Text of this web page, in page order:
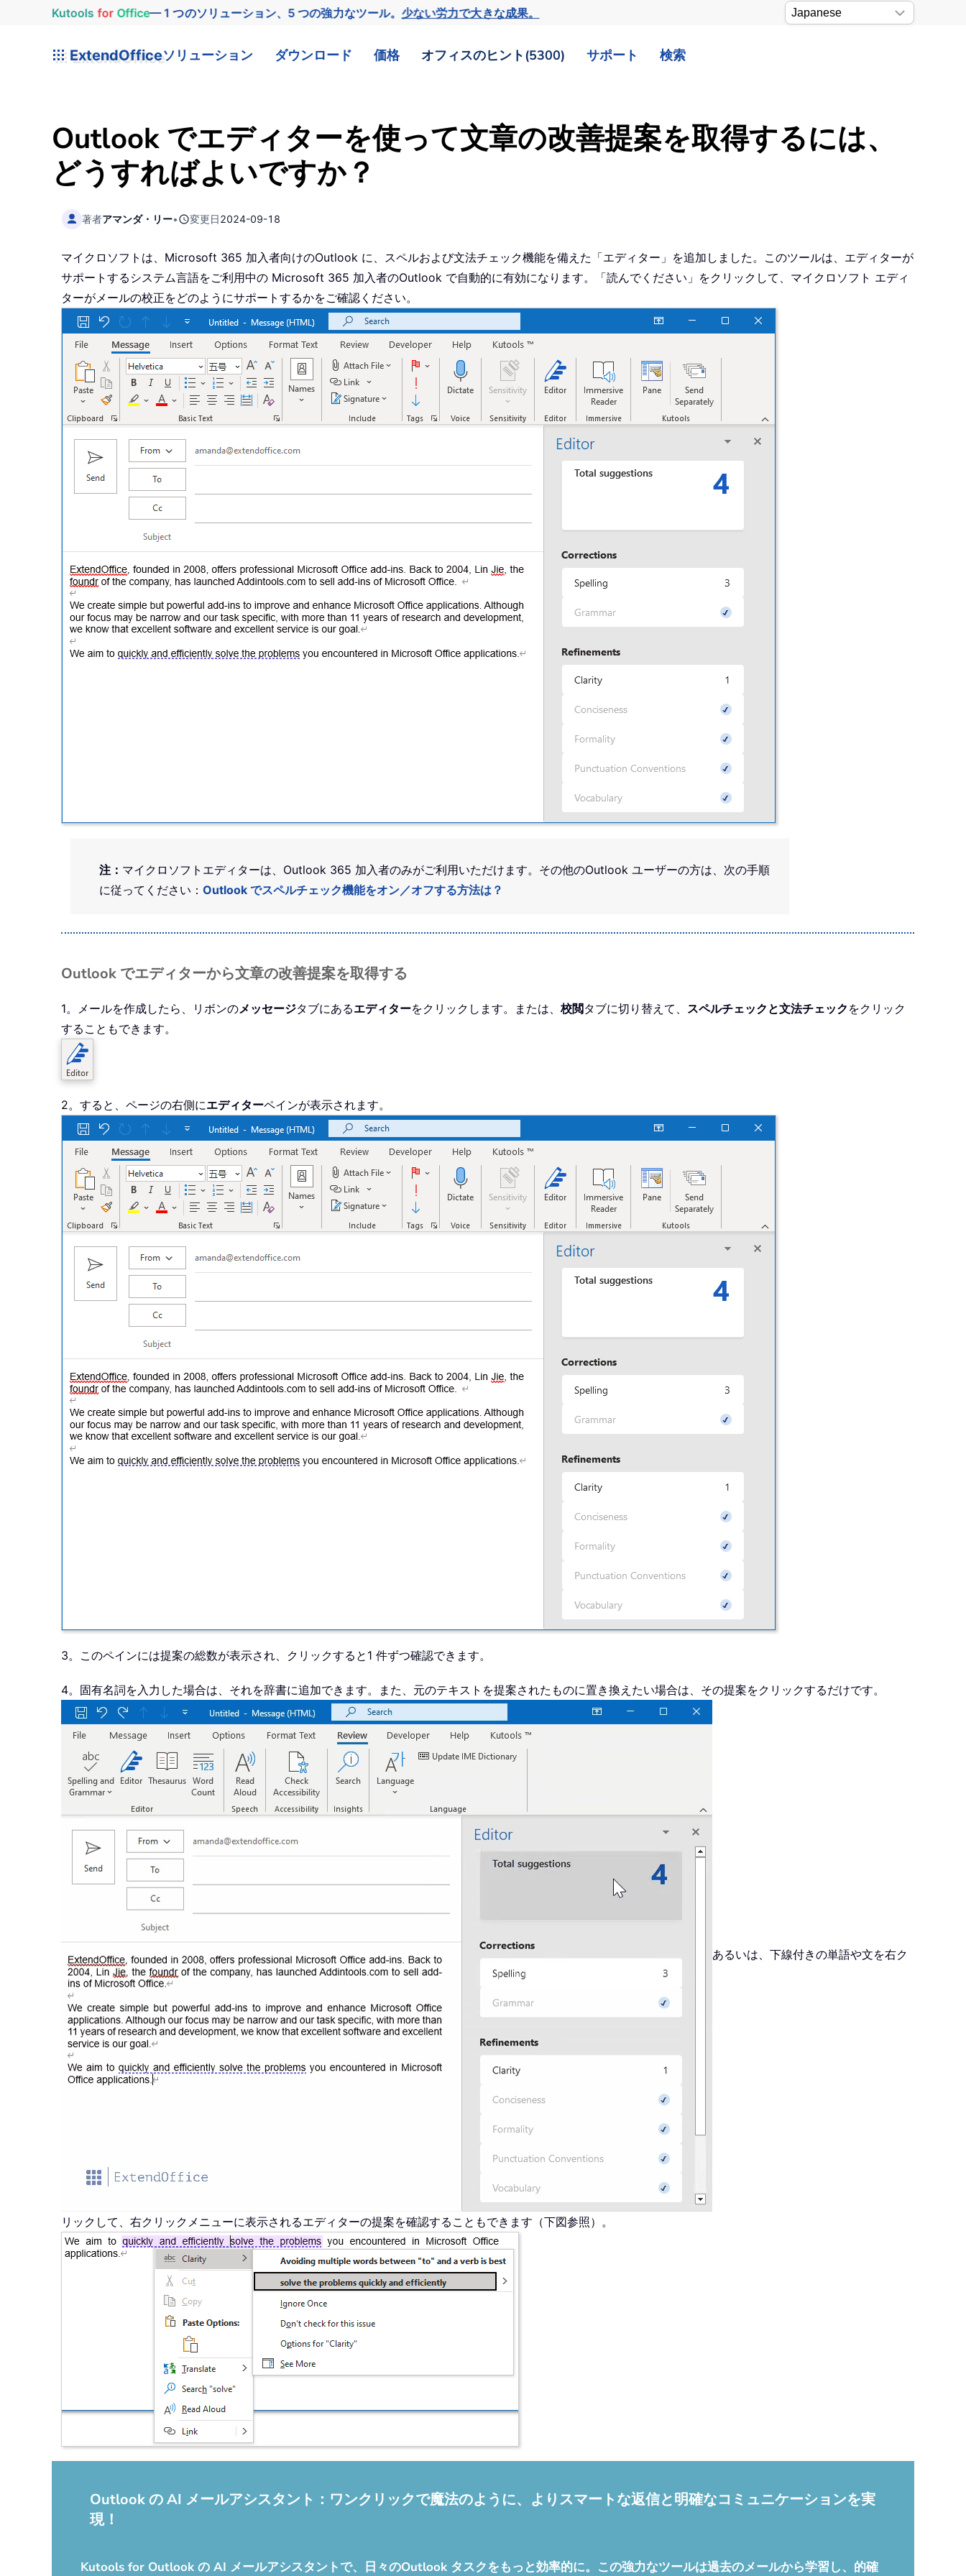
Kutools for Office— 1 つのソリューション、5 つの強力なツール。少ない労力で大きな成果。
ExtendOfficeソリューション ダウンロード 価格 オフィスのヒント(5300) サポート 検索
Outlook でエディターを使って文章の改善提案を取得するには、
どうすればよいですか？
著者アマンダ・リー• 変更日2024-09-18
マイクロソフトは、Microsoft 365 加入者向けのOutlook に、スペルおよび文法チェック機能を備えた「エディター」を追加しました。このツールは、エディターが
サポートするシステム言語をご利用中の Microsoft 365 加入者のOutlook で自動的に有効になります。「読んでください」をクリックして、マイクロソフト エディ
ターがメールの校正をどのようにサポートするかをご確認ください。
注： マイクロソフトエディターは、Outlook 365 加入者のみがご利用いただけます。その他のOutlook ユーザーの方は、次の手順
に従ってください： Outlook でスペルチェック機能をオン／オフする方法は？
Outlook でエディターから文章の改善提案を取得する
1。メールを作成したら、リボンのメッセージタブにあるエディターをクリックします。または、 校閲 タブに切り替えて、 スペルチェックと文法チェック をクリック
することもできます。
2。すると、ページの右側にエディターペインが表示されます。
3。このペインには提案の総数が表示され、クリックすると1 件ずつ確認できます。
4。固有名詞を入力した場合は、それを辞書に追加できます。また、元のテキストを提案されたものに置き換えたい場合は、その提案をクリックするだけです。
あるいは、下線付きの単語や文を右ク
リックして、右クリックメニューに表示されるエディターの提案を確認することもできます（下図参照）。
Outlook の AI メールアシスタント：ワンクリックで魔法のように、よりスマートな返信と明確なコミュニケーションを実
現！
Kutools for Outlook の AI メールアシスタントで、日々のOutlook タスクをもっと効率的に。この強力なツールは過去のメールから学習し、的確